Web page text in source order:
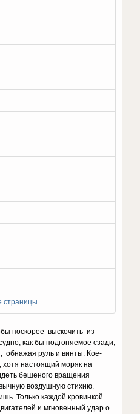
страницы
поскорее выскочить из
как бы подгоняемое сзади,
обнажая руль и винты. Кое-
хотя настоящий моряк на
бешеного вращения
воздушную стихию.
Только каждой кровинкой
и мгновенный удар о